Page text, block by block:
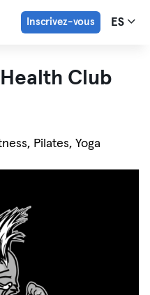
Inscrivez-vous ES
Club
Pilates, Yoga